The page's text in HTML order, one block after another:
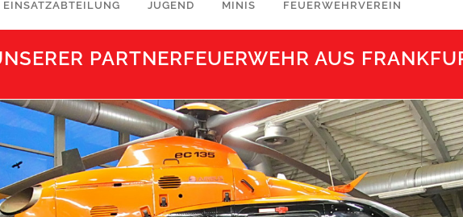
EINSATZABTEILUNG JUGEND MINIS FEUERWEHRVEREIN
PARTNERFEUERWEHR AUS